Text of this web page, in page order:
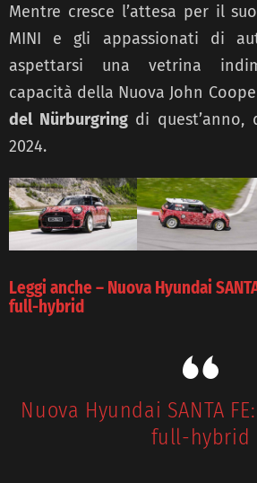
Mentre cresce l’attesa per il
MINI e gli appassionati di
aspettarsi una vetrina
capacità della Nuova John
del Nürburgringdi quest’anno,
2024.
Leggi anche – Nuova Hyundai
full-hybrid
Nuova Hyundai SANTA
full-hybrid